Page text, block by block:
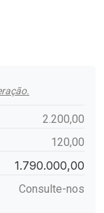
2.200,00
120,00
1.790.000,00
Consulte-nos